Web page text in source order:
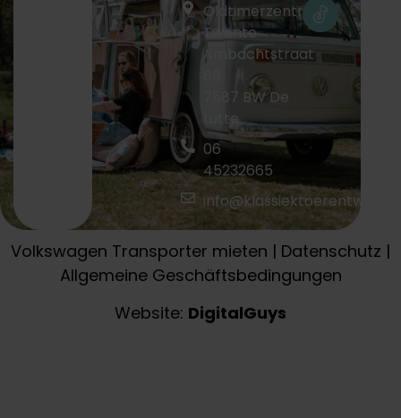
Oldtimerzentrum
Twente
Ambachtstraat
7587 BW De
Lutte
06
45232665
Website: DigitalGuys
Volkswagen Transporter mieten | Datenschutz |
Allgemeine Geschäftsbedingungen